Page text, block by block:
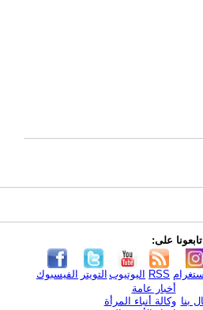
تابعونا على:
الفيسبوك التويتر اليوتيوب RSS
بنا
أخبار عامة
وكالة أنباء المرأة